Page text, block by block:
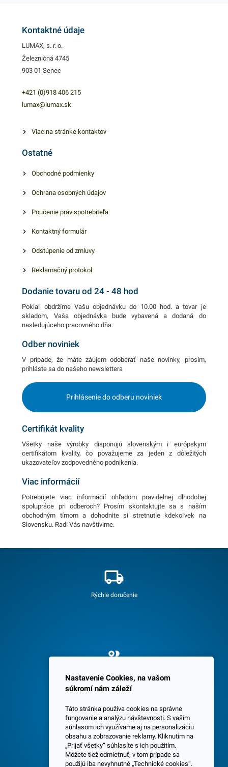
Vrecká na príbory sú vhodné
podnikov, rôzne akcie,
doplnkom vášho stolovania.
Dostupné v hnedom
obsahuje 100 kusov vreciek
nájdete ďalšie podobné
Kontaktné údaje
LUMAX, s. r. o.
Železničná 4745
903 01 Senec
+421 (0)918 406 215
lumax@lumax.sk
Viac na stránke kontaktov
Ostatné
Obchodné podmienky
Ochrana osobných údajov
Poučenie práv spotrebiteľa
Kontaktný formulár
Odstúpenie od zmluvy
Reklamačný protokol
Dodanie tovaru od 24 - 48 hod
Pokiaľ obdržíme Vašu objednávku do 10.00 hod. a tovar je
skladom, Vaša objednávka bude vybavená a dodaná do
nasledujúceho pracovného dňa.
Odber noviniek
V prípade, že máte záujem odoberať naše novinky, prosím,
prihláste sa do našeho newslettera
Prihlásenie do odberu noviniek
Certifikát kvality
Všetky naše výrobky disponujú slovenským i európskym
certifikátom kvality, čo považujeme za jeden z dôležitých
ukazovateľov zodpovedného podnikania.
Viac informácií
Potrebujete viac informácií ohľadom pravidelnej dlhodobej
spolupráce pri odberoch? Prosím skontaktujte sa s naším
obchodným tímom a dohodnite si stretnutie kdekoľvek na
Slovensku. Radi Vás navštívime.
Rýchle doručenie
Spokojných 3600 zákazníkov
Centrála a predajňa v Senci
Nastavenie Cookies, na vašom
súkromí nám záleží
Táto stránka používa cookies na správne
fungovanie a analýzu návštevnosti. S vaším
súhlasom ich využívame aj na personalizáciu
obsahu a zobrazovanie reklamy. Kliknutím na
„Prijať všetky“ súhlasíte s ich použitím.
Môžete tiež odmietnuť, v tom prípade sa
použijú iba nevyhnutné „Technické cookies“.